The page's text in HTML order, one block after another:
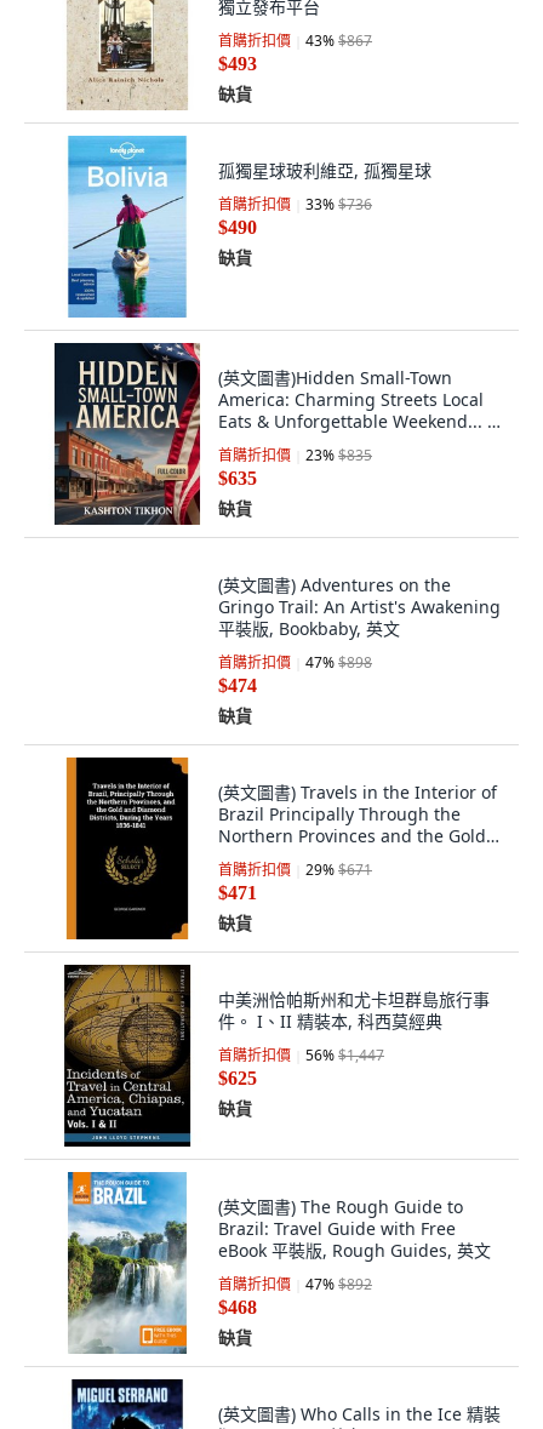
首購折扣價 43%$867
$493
缺貨
孤獨星球玻利維亞, 孤獨星球
首購折扣價 33%$736
$490
缺貨
(英文圖書)Hidden Small-Town
America: Charming Streets Local
Eats & Unforgettable Weekend... 平
裝版, Independently Published,
English, Paperback
首購折扣價 23%$835
$635
缺貨
(英文圖書) Adventures on the
Gringo Trail: An Artist's Awakening
平裝版, Bookbaby, 英文
首購折扣價 47%$898
$474
缺貨
(英文圖書) Travels in the Interior of
Brazil Principally Through the
Northern Provinces and the Gold
a... 平裝版, Franklin Classics, 英文
首購折扣價 29% $671
$471
缺貨
中美洲恰帕斯州和尤卡坦群島旅行事
件。 I、II 精裝本, 科西莫經典
首購折扣價 56% $1,447
$625
缺貨
(英文圖書) The Rough Guide to
Brazil: Travel Guide with Free
eBook 平裝版, Rough Guides, 英文
首購折扣價 47% $892
$468
缺貨
(英文圖書) Who Calls in the Ice 精裝